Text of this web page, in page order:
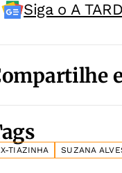
Siga o A
TIAZINHA SUZANA